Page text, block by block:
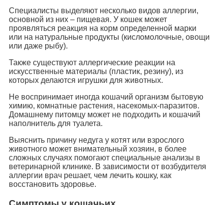
Специалисты выделяют несколько видов аллергии,
основной из них – пищевая. У кошек может
проявляться реакция на корм определенной марки
или на натуральные продукты (кисломолочные, овощи
или даже рыбу).
Также существуют аллергические реакции на
искусственные материалы (пластик, резину), из
которых делаются игрушки для животных.
Не воспринимает иногда кошачий организм бытовую
химию, комнатные растения, насекомых-паразитов.
Домашнему питомцу может не подходить и кошачий
наполнитель для туалета.
Выяснить причину недуга у котят или взрослого
животного может внимательный хозяин, в более
сложных случаях помогают специальные анализы в
ветеринарной клинике. В зависимости от возбудителя
аллергии врач решает, чем лечить кошку, как
восстановить здоровье.